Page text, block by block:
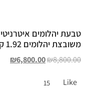
טבעת יהלומים איטרניטי
משובצת יהלומים 1.92 קראט
₪8,800.00
₪6,800.00
Like
15